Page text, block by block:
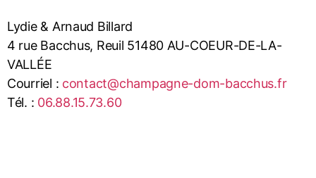
Lydie & Arnaud Billard
4 rue Bacchus, Reuil 51480 AU-COEUR-DE-LA-
VALLÉE
Courriel : contact@champagne-dom-bacchus.fr
Tél. : 06.88.15.73.60